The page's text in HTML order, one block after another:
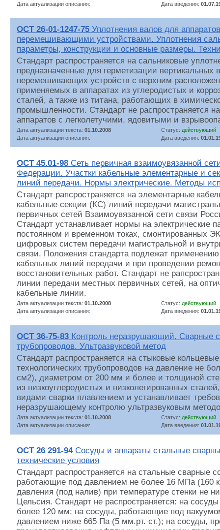
Дата актуализации описания:
Дата введения:
ОСТ 26-01-1247-75 Уплотнения валов для
перемешивающими устройствами. Уплотнения
параметры, конструкции и основные размеры.
Стандарт распространяется на сальниковые
предназначенные для герметизации вертикальных
перемешивающих устройств с верхним
применяемых в аппаратах из углеродистых и
сталей, а также из титана, работающих в
промышленности. Стандарт не распространяется
аппаратов с легколетучими, ядовитыми и
Дата актуализации текста: 01.10.2008 Статус: действующий
Дата актуализации описания:
Дата введения:
ОСТ 45.01-98 Сеть первичная взаимоувязанной
Федерации. Участки кабельные элементарные и
линий передачи. Нормы электрические. Методы
Стандарт рапсространяется на элементарные
кабельные секции (КС) линий передачи
первичных сетей Взаимоувязанной сети связи
Стандарт устанавливает нормы на электрические
постоянном и временном токах, смонтированных
цифровых систем передачи магистральной и
связи. Положения стандарта подлежат
кабельных линий передачи и при проведении
восстановительных работ. Стандарт не
линии передачи местных первичных сетей, на
кабельные линии.
Дата актуализации текста: 01.10.2008 Статус: действующий
Дата актуализации описания:
Дата введения:
ОСТ 36-75-83 Контроль неразрушающий. Сварные
трубопроводов. Ультразвуковой метод
Стандарт распространяется на стыковые
технологических трубопроводов на давление не
см2), диаметром от 200 мм и более и толщиной
из низкоуглеродистых и низколегированных
видами сварки плавлением и устанавливает
неразрушающему контролю ультразвуковым
Дата актуализации текста: 01.10.2008 Статус: действующий
Дата актуализации описания:
Дата введения:
ОСТ 26 291-94Сосуды и аппараты стальные
технические условия
Стандарт распространяется на стальные сварные
работающие под давлением не более 16 МПа (160
давления (под налив) при температуре стенки не
Цельсия. Стандарт не распространяется: на
более 120 мм; на сосуды, работающие под
давлением ниже 665 Па (5 мм.рт. ст.); на сосуды,